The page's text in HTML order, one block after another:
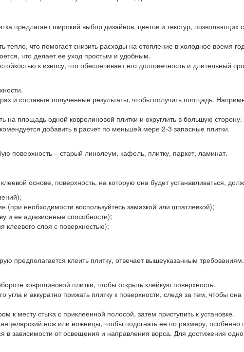
предлагает широкий выбор дизайнов, цветов и текстур, позволяющих
тепло, что помогает снизить расходы на отопление в холодное время
что делает ее уход простым и удобным.
к износу, что обеспечивает его долговечность и длительный
и составьте полученные результаты, чтобы получить площадь.
площадь одной ковролиновой плитки и округлить в большую
добавить в расчет по меньшей мере 2-3 запасные плитки.
поверхность – старый линолеум, кафель, плитку, паркет, ламинат.
основе, поверхность, на которую она будет устанавливаться,
(при необходимости воспользуйтесь замазкой или шпатлевкой);
и ее адгезионные способности);
клеевого слоя с поверхностью);
предполагается клеить плитку, отвечает вышеуказанным
ковролиновой плитки, чтобы открыть клейкую поверхность.
угла и аккуратно прижать плитку к поверхности, следя за тем, чтобы
к месту стыка с приклеенной полосой, затем приступить к установке.
нож или ножницы, чтобы подогнать ее по размеру, особенно
в зависимости от освещения и направления ворса. Для достижения